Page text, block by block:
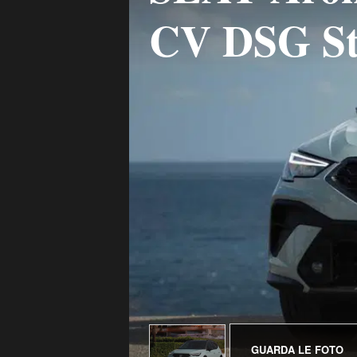
CV DSG
GUARDA LE FOTO